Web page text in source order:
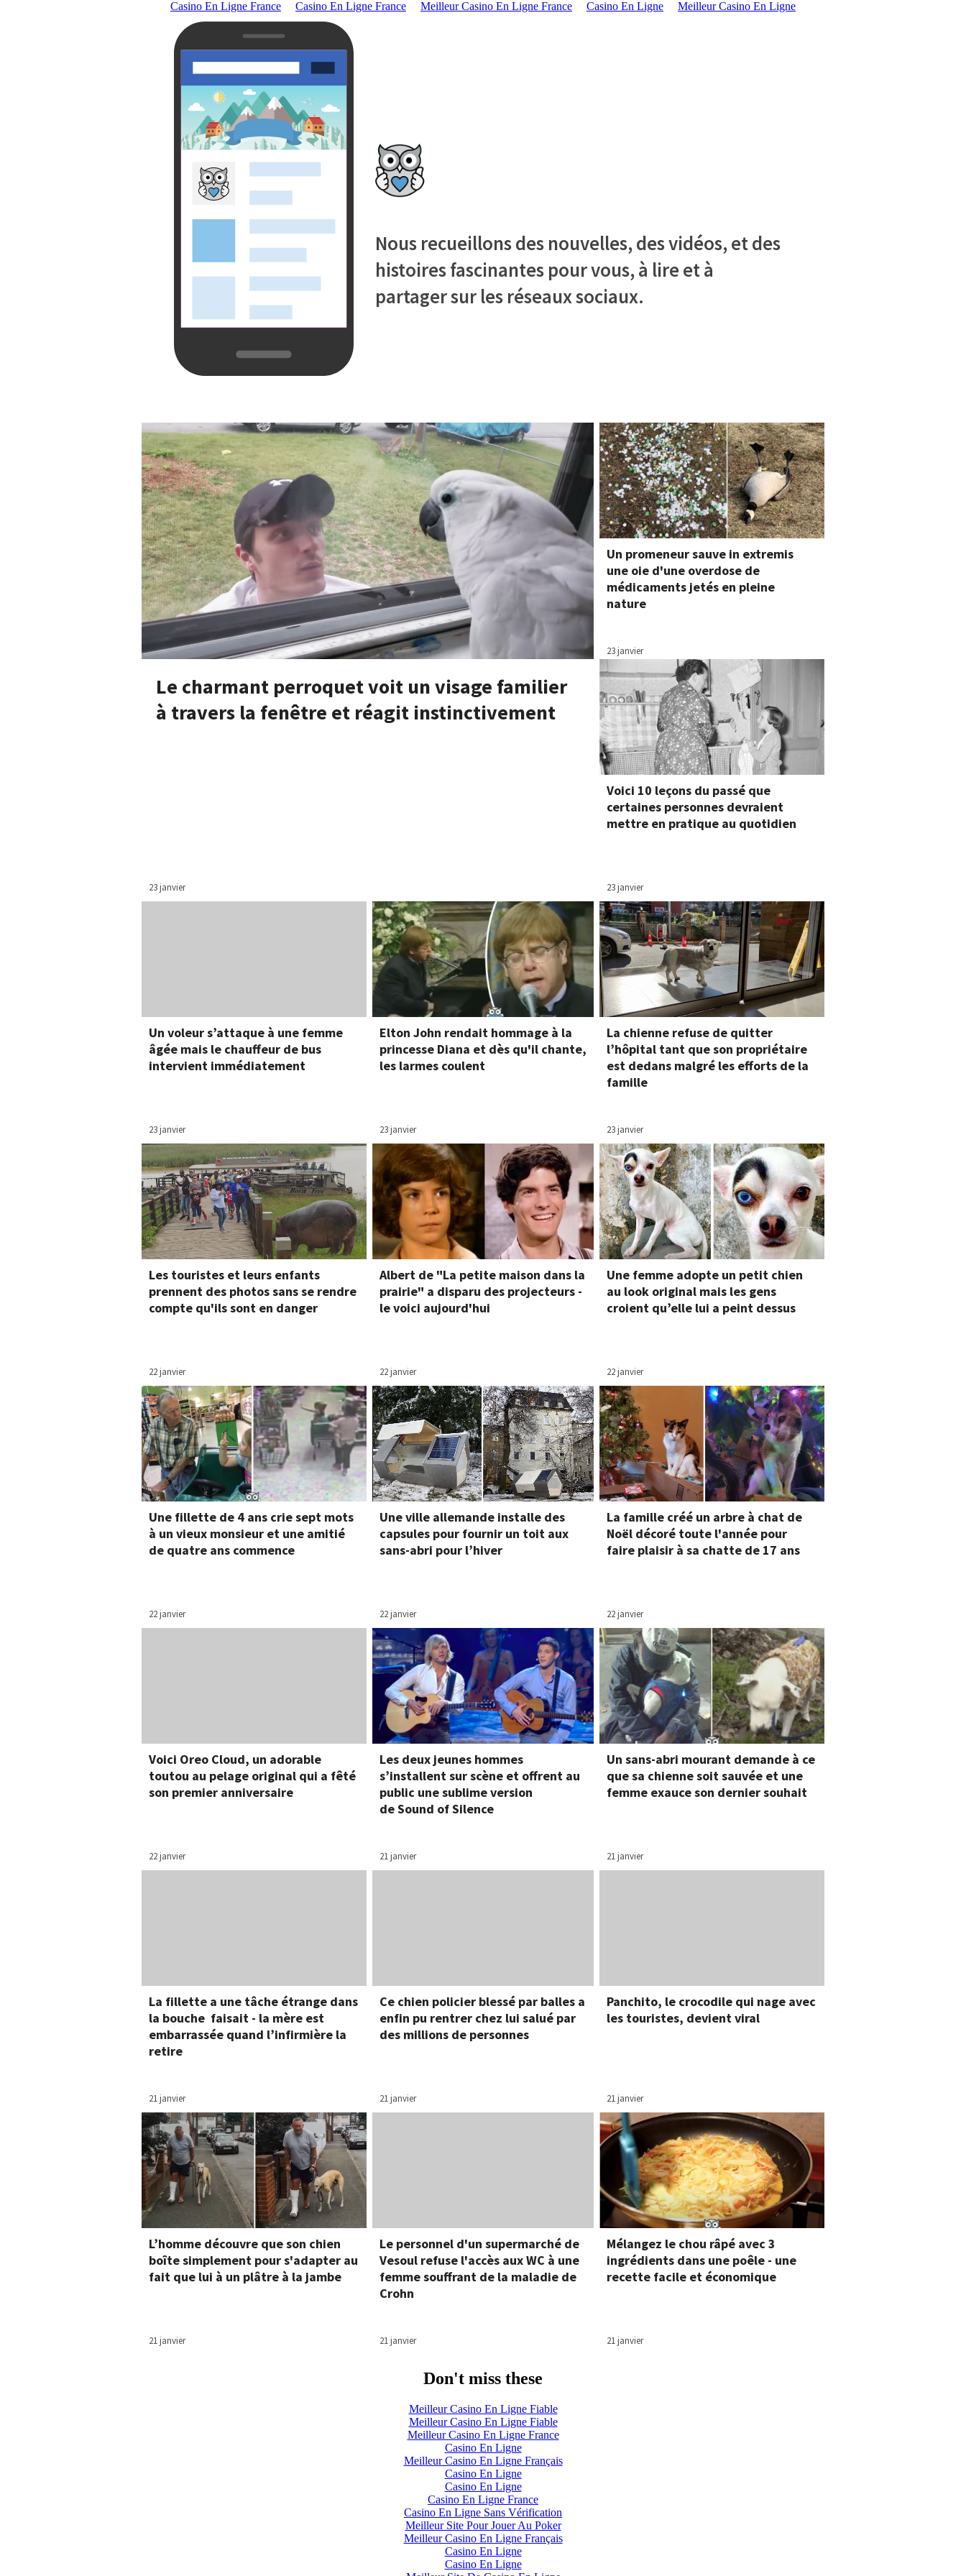
Casino En Ligne France Casino En Ligne France Meilleur Casino En Ligne France Casino En Ligne Meilleur Casino En Ligne
Nous recueillons des nouvelles, des vidéos, et des
histoires fascinantes pour vous, à lire et à
partager sur les réseaux sociaux.
Le charmant perroquet voit un visage familier
à travers la fenêtre et réagit instinctivement
23 janvier
Un promeneur sauve in extremis
une oie d'une overdose de
médicaments jetés en pleine
nature
23 janvier
Voici 10 leçons du passé que
certaines personnes devraient
mettre en pratique au quotidien
23 janvier
Un voleur s’attaque à une femme
âgée mais le chauffeur de bus
intervient immédiatement
23 janvier
Elton John rendait hommage à la
princesse Diana et dès qu'il chante,
les larmes coulent
23 janvier
La chienne refuse de quitter
l’hôpital tant que son propriétaire
est dedans malgré les efforts de la
famille
23 janvier
Les touristes et leurs enfants
prennent des photos sans se rendre
compte qu'ils sont en danger
22 janvier
Albert de "La petite maison dans la
prairie" a disparu des projecteurs -
le voici aujourd'hui
22 janvier
Une femme adopte un petit chien
au look original mais les gens
croient qu’elle lui a peint dessus
22 janvier
Une fillette de 4 ans crie sept mots
à un vieux monsieur et une amitié
de quatre ans commence
22 janvier
Une ville allemande installe des
capsules pour fournir un toit aux
sans-abri pour l’hiver
22 janvier
La famille créé un arbre à chat de
Noël décoré toute l'année pour
faire plaisir à sa chatte de 17 ans
22 janvier
Voici Oreo Cloud, un adorable
toutou au pelage original qui a fêté
son premier anniversaire
22 janvier
Les deux jeunes hommes
s’installent sur scène et offrent au
public une sublime version
de Sound of Silence
21 janvier
Un sans-abri mourant demande à ce
que sa chienne soit sauvée et une
femme exauce son dernier souhait
21 janvier
La fillette a une tâche étrange dans
la bouche faisait - la mère est
embarrassée quand l’infirmière la
retire
21 janvier
Ce chien policier blessé par balles a
enfin pu rentrer chez lui salué par
des millions de personnes
21 janvier
Panchito, le crocodile qui nage avec
les touristes, devient viral
21 janvier
L’homme découvre que son chien
boîte simplement pour s'adapter au
fait que lui à un plâtre à la jambe
21 janvier
Le personnel d'un supermarché de
Vesoul refuse l'accès aux WC à une
femme souffrant de la maladie de
Crohn
21 janvier
Mélangez le chou râpé avec 3
ingrédients dans une poêle - une
recette facile et économique
21 janvier
Don't miss these
Meilleur Casino En Ligne Fiable
Meilleur Casino En Ligne Fiable
Meilleur Casino En Ligne France
Casino En Ligne
Meilleur Casino En Ligne Français
Casino En Ligne
Casino En Ligne
Casino En Ligne France
Casino En Ligne Sans Vérification
Meilleur Site Pour Jouer Au Poker
Meilleur Casino En Ligne Français
Casino En Ligne
Casino En Ligne